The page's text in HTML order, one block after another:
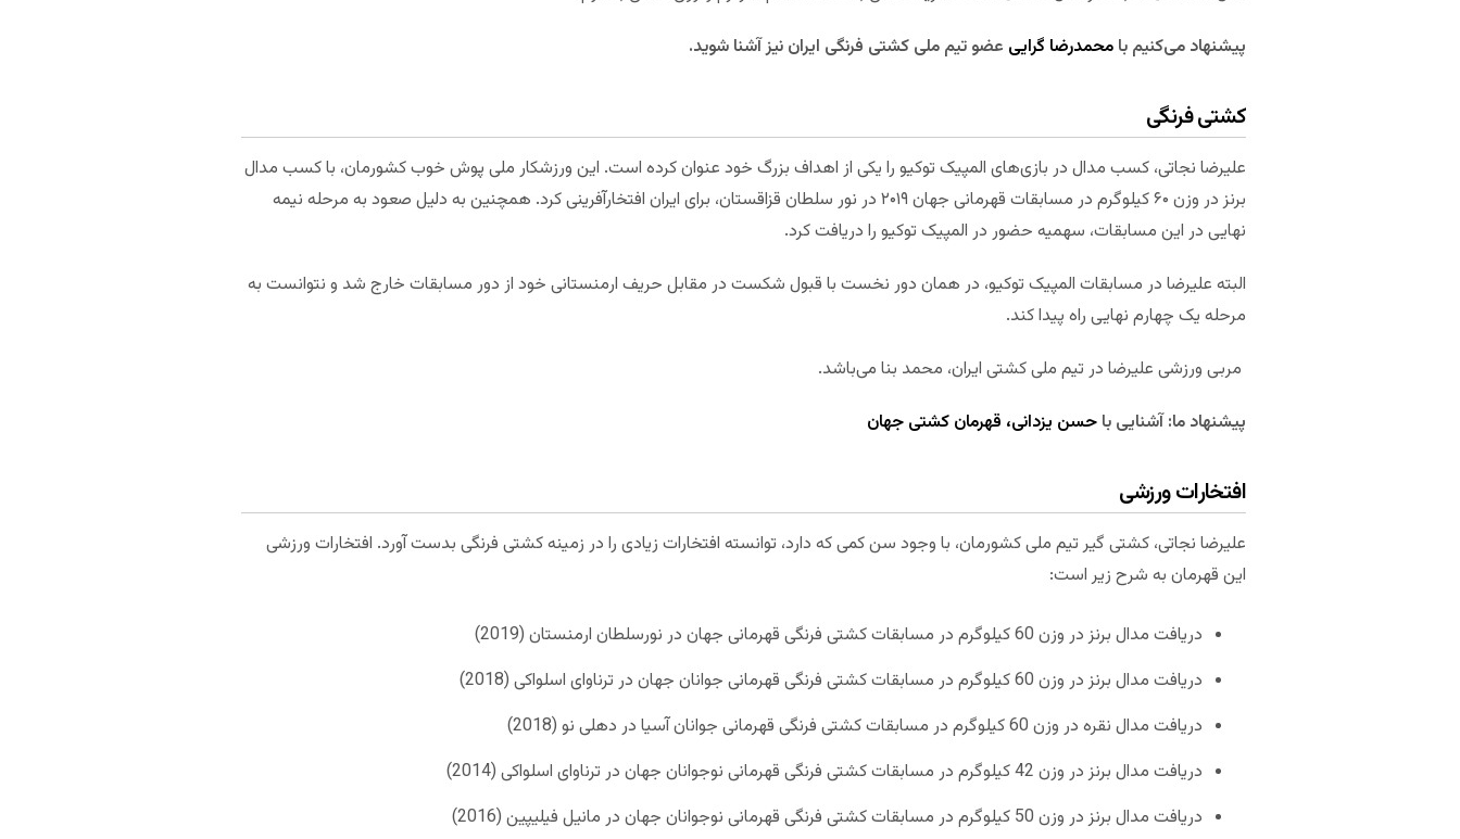
پیشنهاد می‌کنیم با محمدرضا گرایی عضو تیم ملی کشتی فرنگی ایران نیز آشنا شوید.
کشتی فرنگی
علیرضا نجاتی، کسب مدال در بازی‌های المپیک توکیو را یکی از اهداف بزرگ خود عنوان کرده است. این ورزشکار ملی پوش خوب کشورمان، با کسب مدال
برنز در وزن ۶۰ کیلوگرم در مسابقات قهرمانی جهان ۲۰۱۹ در نور سلطان قزاقستان، برای ایران افتخارآفرینی کرد. همچنین به دلیل صعود به مرحله نیمه
نهایی در این مسابقات، سهمیه حضور در المپیک توکیو را دریافت کرد.
البته علیرضا در مسابقات المپیک توکیو، در همان دور نخست با قبول شکست در مقابل حریف ارمنستانی خود از دور مسابقات خارج شد و نتوانست به
مرحله یک چهارم نهایی راه پیدا کند.
مربی ورزشی علیرضا در تیم ملی کشتی ایران، محمد بنا می‌باشد.
پیشنهاد ما: آشنایی با حسن یزدانی، قهرمان کشتی جهان
افتخارات ورزشی
علیرضا نجاتی، کشتی گیر تیم ملی کشورمان، با وجود سن کمی که دارد، توانسته افتخارات زیادی را در زمینه کشتی فرنگی بدست آورد. افتخارات ورزشی
این قهرمان به شرح زیر است:
دریافت مدال برنز در وزن 60 کیلوگرم در مسابقات کشتی فرنگی قهرمانی جهان در نورسلطان ارمنستان (2019)
دریافت مدال برنز در وزن 60 کیلوگرم در مسابقات کشتی فرنگی قهرمانی جوانان جهان در ترناوای اسلواکی (2018)
دریافت مدال نقره در وزن 60 کیلوگرم در مسابقات کشتی فرنگی قهرمانی جوانان آسیا در دهلی نو (2018)
دریافت مدال برنز در وزن 42 کیلوگرم در مسابقات کشتی فرنگی قهرمانی نوجوانان جهان در ترناوای اسلواکی (2014)
دریافت مدال برنز در وزن 50 کیلوگرم در مسابقات کشتی فرنگی قهرمانی نوجوانان جهان در مانیل فیلیپین (2016)